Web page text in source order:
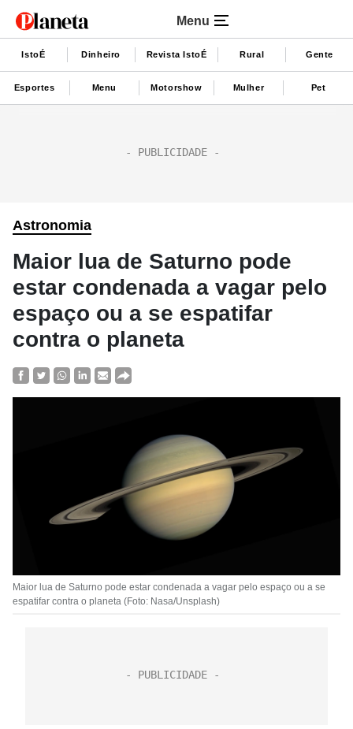
Menu
IstoÉ Dinheiro Revista IstoÉ Rural Gente
Esportes Menu Motorshow Mulher Pet
Astronomia
Maior lua de Saturno pode
estar condenada a vagar pelo
espaço ou a se espatifar
contra o planeta
Maior lua de Saturno pode estar condenada a vagar pelo espaço ou a se
espatifar contra o planeta (Foto: Nasa/Unsplash)